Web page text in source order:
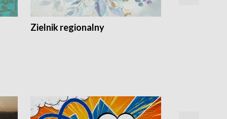
Zielnik regionalny